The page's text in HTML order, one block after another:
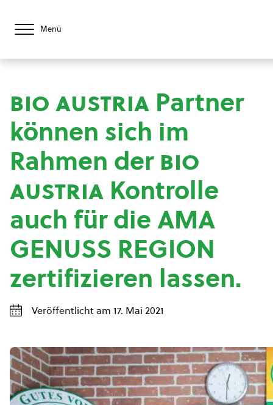
Menü
bio austria Partner
können sich im
Rahmen der bio
austria Kontrolle
auch für die AMA
GENUSS REGION
zertifizieren lassen.
Veröffentlicht am 17. Mai 2021